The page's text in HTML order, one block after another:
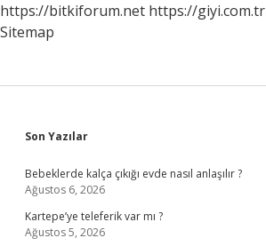
https://bitkiforum.net https://giyi.com.tr
Sitemap
Sidebar
Son Yazılar
Bebeklerde kalça çıkığı evde nasıl anlaşılır ?
Ağustos 6, 2026
Kartepe’ye teleferik var mı ?
Ağustos 5, 2026